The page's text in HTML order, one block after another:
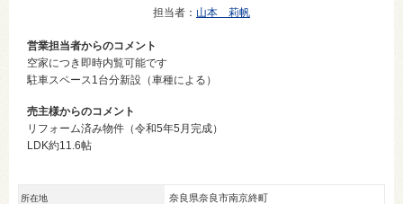
担当者 ： 山本 莉帆
営業担当者からのコメント
空家につき即時内覧可能です
駐車スペース1台分新設（車種による）
売主様からのコメント
リフォーム済み物件（令和5年5月完成）
LDK約11.6帖
所在地 奈良県奈良市南京終町